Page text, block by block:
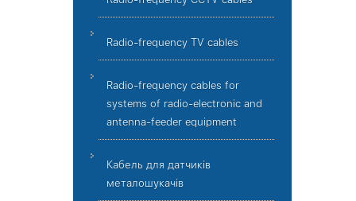
Radio-frequency TV cables
Radio-frequency cables for
systems of radio-electronic and
antenna-feeder equipment
Кабель для датчиків
металошукачів